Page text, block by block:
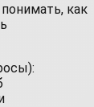
как